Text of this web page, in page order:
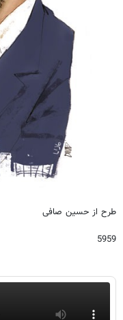
طرح از حسین صافی
5959